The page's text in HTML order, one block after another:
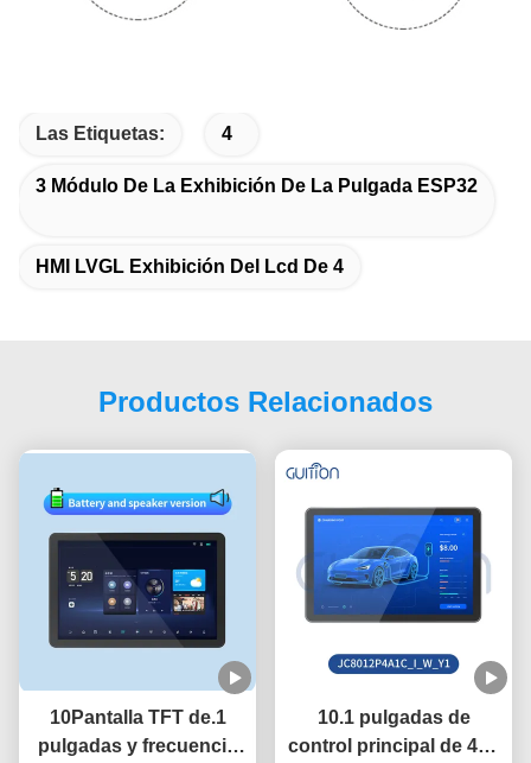
Las Etiquetas: 4
3 Módulo De La Exhibición De La Pulgada ESP32
HMI LVGL Exhibición Del Lcd De 4
Productos Relacionados
10Pantalla TFT de.1
pulgadas y frecuencia
10.1 pulgadas de
control principal de 400